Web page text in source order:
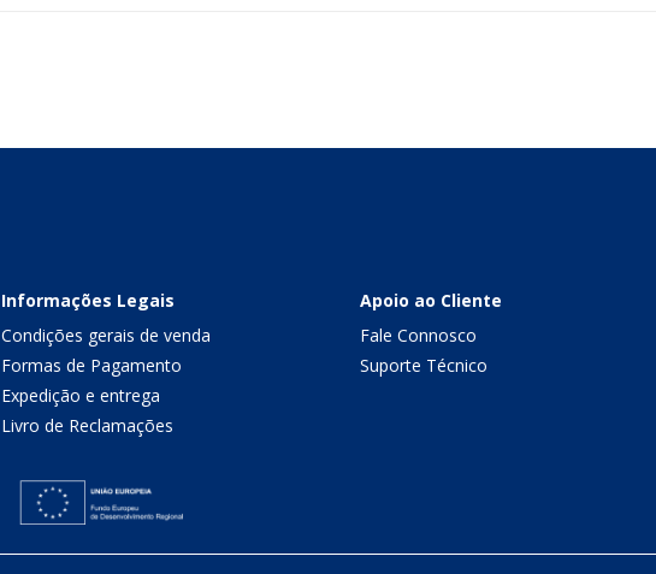
Informações Legais
Condições gerais de venda
Formas de Pagamento
Expedição e entrega
Livro de Reclamações
Apoio ao Cliente
Fale Connosco
Suporte Técnico